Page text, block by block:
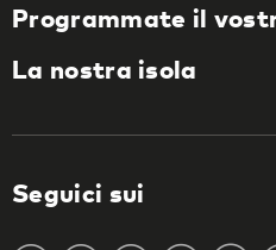
Programmate il
La nostra isola
Seguici sui